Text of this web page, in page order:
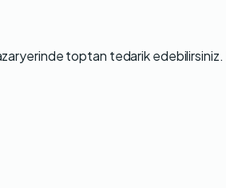
toptan tedarik edebilirsiniz.